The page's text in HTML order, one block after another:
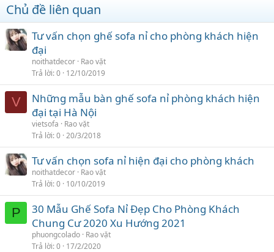
Chủ đề liên quan
Tư vấn chọn ghế sofa nỉ cho phòng khách hiện
đại
noithatdecor Rao vặt
Trả lời 0 12/10/2019
V
Những mẫu bàn ghế sofa nỉ phòng khách hiện
đại tại Hà Nội
vietsofa
Rao vặt
Trả lời 0 20/3/2018
Tư vấn chọn sofa nỉ hiện đại cho phòng khách
noithatdecor Rao vặt
Trả lời 0 10/10/2019
P
30 Mẫu Ghế Sofa Nỉ Đẹp Cho Phòng Khách
Chung Cư 2020 Xu Hướng 2021
phuongcolado Rao vặt
Trả lời 0 17/2/2020